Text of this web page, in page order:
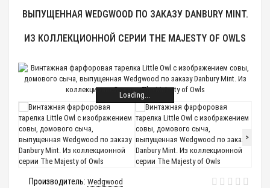
ВЫПУЩЕННАЯ WEDGWOOD ПО ЗАКАЗУ DANBURY MINT.
ИЗ КОЛЛЕКЦИОННОЙ СЕРИИ THE MAJESTY OF OWLS
Loading...
>
Производитель: Wedgwood